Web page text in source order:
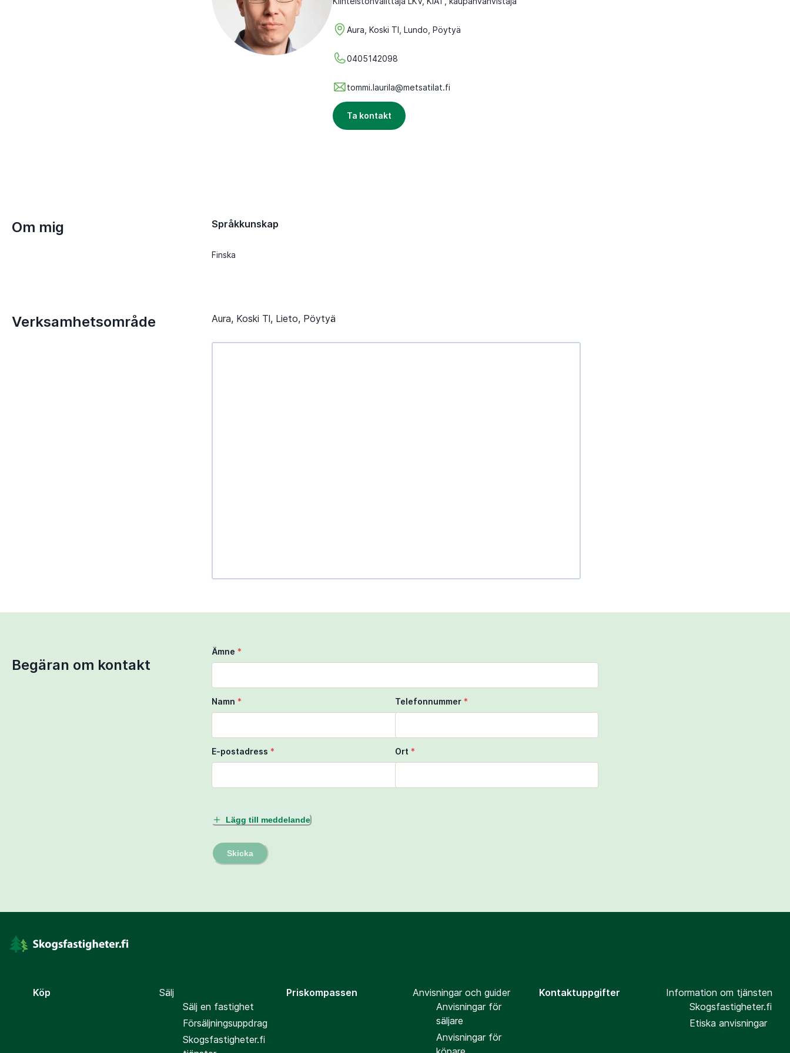
Aura, Koski Tl, Lundo, Pöytyä
0405142098
tommi.laurila@metsatilat.fi
Ta kontakt
Om mig Språkkunskap
Finska
Verksamhetsområde Aura, Koski Tl, Lieto, Pöytyä
Begäran om kontakt
Ämne *
Namn * Telefonnummer *
E-postadress * Ort *
Lägg till meddelande
Skicka
Köp
Sälj
Sälj en fastighet
Försäljningsuppdrag
Skogsfastigheter.fi
Priskompassen
Anvisningar och guider
Anvisningar för
säljare
Anvisningar för
Kontaktuppgifter
Information om tjänsten
Skogsfastigheter.fi
Etiska anvisningar